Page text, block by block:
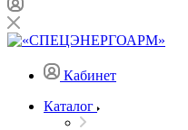
Кабинет
Каталог